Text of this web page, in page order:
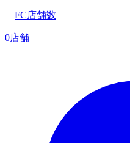
FC店舗数
0店舗